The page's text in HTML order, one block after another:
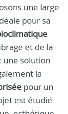
une large
pour sa
et de la
une solution
la
pour un
est étudié